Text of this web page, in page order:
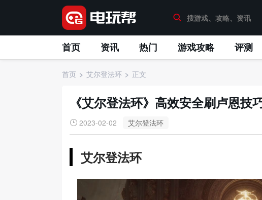
首页 资讯 热门 游戏攻略 评测
首页 艾尔登法环 正文
《艾尔登法环》高效安全刷卢恩技
2023-02-02 艾尔登法环
艾尔登法环